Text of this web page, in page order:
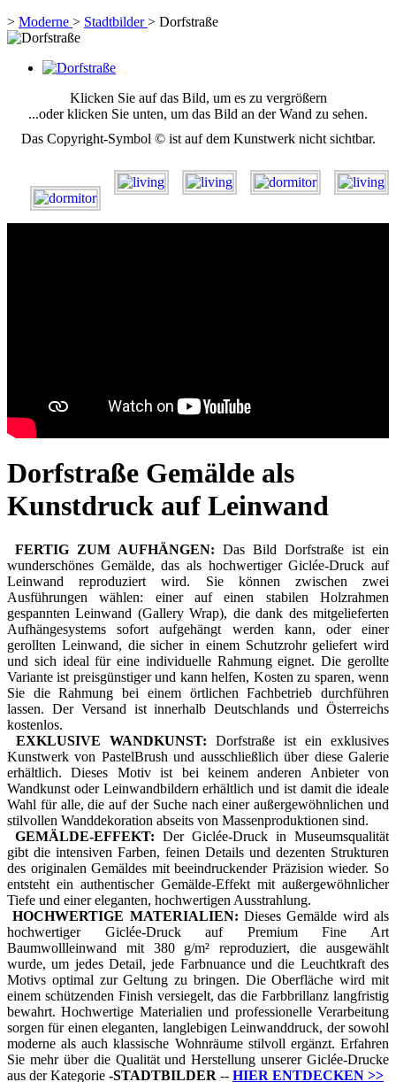
> Moderne > Stadtbilder> Dorfstraße
Klicken Sie auf das Bild, um es zu vergrößern
...oder klicken Sie unten, um das Bild an der Wand zu sehen.
Das Copyright-Symbol © ist auf dem Kunstwerk nicht sichtbar.
Dorfstraße Gemälde als
Kunstdruck auf Leinwand
FERTIG ZUM AUFHÄNGEN: Das Bild Dorfstraße ist ein
wunderschönes Gemälde, das als hochwertiger Giclée-Druck auf
Leinwand reproduziert wird. Sie können zwischen zwei
Ausführungen wählen: einer auf einen stabilen Holzrahmen
gespannten Leinwand (Gallery Wrap), die dank des mitgelieferten
Aufhängesystems sofort aufgehängt werden kann, oder einer
gerollten Leinwand, die sicher in einem Schutzrohr geliefert wird
und sich ideal für eine individuelle Rahmung eignet. Die gerollte
Variante ist preisgünstiger und kann helfen, Kosten zu sparen, wenn
Sie die Rahmung bei einem örtlichen Fachbetrieb durchführen
lassen. Der Versand ist innerhalb Deutschlands und Österreichs
kostenlos.
EXKLUSIVE WANDKUNST: Dorfstraße ist ein exklusives
Kunstwerk von PastelBrush und ausschließlich über diese Galerie
erhältlich. Dieses Motiv ist bei keinem anderen Anbieter von
Wandkunst oder Leinwandbildern erhältlich und ist damit die ideale
Wahl für alle, die auf der Suche nach einer außergewöhnlichen und
stilvollen Wanddekoration abseits von Massenproduktionen sind.
GEMÄLDE-EFFEKT: Der Giclée-Druck in Museumsqualität
gibt die intensiven Farben, feinen Details und dezenten Strukturen
des originalen Gemäldes mit beeindruckender Präzision wieder. So
entsteht ein authentischer Gemälde-Effekt mit außergewöhnlicher
Tiefe und einer eleganten, hochwertigen Ausstrahlung.
HOCHWERTIGE MATERIALIEN: Dieses Gemälde wird als
hochwertiger Giclée-Druck auf Premium Fine Art
Baumwollleinwand mit 380 g/m² reproduziert, die ausgewählt
wurde, um jedes Detail, jede Farbnuance und die Leuchtkraft des
Motivs optimal zur Geltung zu bringen. Die Oberfläche wird mit
einem schützenden Finish versiegelt, das die Farbbrillanz langfristig
bewahrt. Hochwertige Materialien und professionelle Verarbeitung
sorgen für einen eleganten, langlebigen Leinwanddruck, der sowohl
moderne als auch klassische Wohnräume stilvoll ergänzt. Erfahren
Sie mehr über die Qualität und Herstellung unserer Giclée-Drucke
aus der Kategorie -STADTBILDER -- HIER ENTDECKEN >>